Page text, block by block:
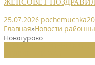
ЖЕНСОВЕТ
25.07.2026
Главная»Новости
Новогурово